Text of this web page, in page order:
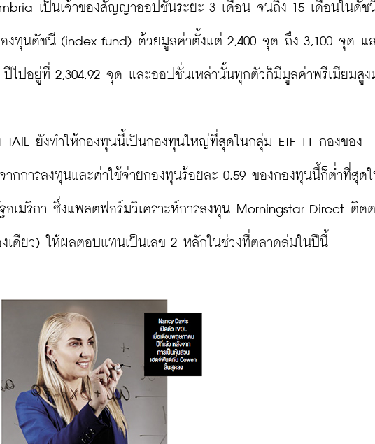
เป็นเจ้าของสัญญาออปชั่นระยะ 3 เดือน จนถึง 15 เดือนในดัช
องทุนดัชนี (index fund) ด้วยมูลค่าตั้งแต่ 2,400 จุด ถึง 3,100 จุด แ
ไปอยู่ที่ 2,304.92 จุด และออปชั่นเหล่านั้นทุกตัวก็มีมูลค่าพรีเมียมสูง
ยังทำให้กองทุนนี้เป็นกองทุนใหญ่ที่สุดในกลุ่ม ETF 11 กองของ
กการลงทุนและค่าใช้จ่ายกองทุนร้อยละ 0.59 ของกองทุนนี้ก็ต่ำที่สุด
เมริกา ซึ่งแพลตฟอร์มวิเคราะห์การลงทุน Morningstar Direct ติด
เดียว) ให้ผลตอบแทนเป็นเลข 2 หลักในช่วงที่ตลาดล่มในปีนี้